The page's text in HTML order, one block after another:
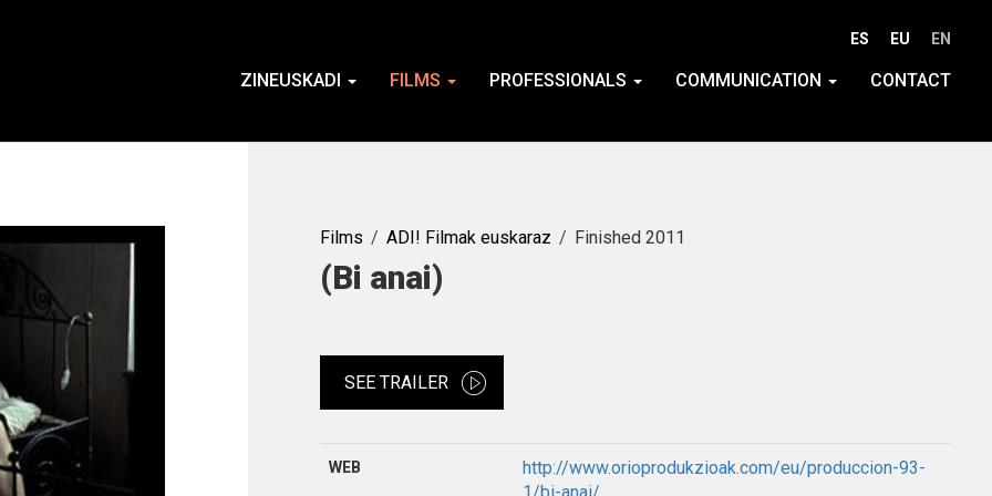
ES EU EN
ZINEUSKADI FILMS PROFESSIONALS COMMUNICATION CONTACT
Films ADI! Filmak euskaraz Finished 2011
(Bi anai)
SEE TRAILER
WEB
http://www.orioprodukzioak.com/eu/produccion-93-